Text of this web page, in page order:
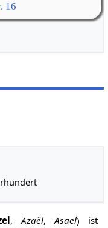
16
,Azaël,Asael) ist